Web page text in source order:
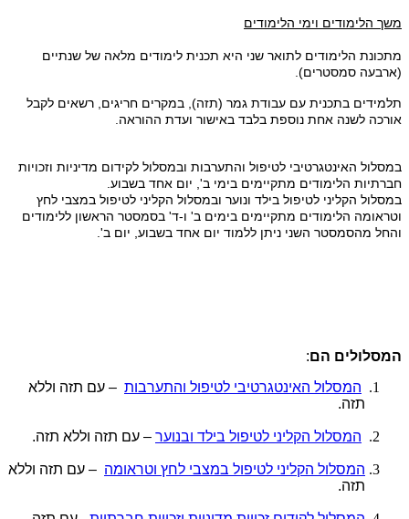
משך הלימודים וימי הלימודים
מתכונת הלימודים לתואר שני היא תכנית לימודים מלאה של שנתיים
(ארבעה סמסטרים).
תלמידים בתכנית עם עבודת גמר (תזה), במקרים חריגים, רשאים לקבל
אורכה לשנה אחת נוספת בלבד באישור ועדת ההוראה.
במסלול האינטגרטיבי לטיפול והתערבות ובמסלול לקידום מדיניות וזכויות
חברתיות הלימודים מתקיימים בימי ב', יום אחד בשבוע.
במסלול הקליני לטיפול בילד ונוער ובמסלול הקליני לטיפול במצבי לחץ
וטראומה הלימודים מתקיימים בימים ב' ו-ד' בסמסטר הראשון ללימודים
והחל מהסמסטר השני ניתן ללמוד יום אחד בשבוע, יום ב'.
המסלולים הם:
המסלול האינטגרטיבי לטיפול והתערבות – עם תזה וללא
תזה.
המסלול הקליני לטיפול בילד ובנוער – עם תזה וללא תזה.
המסלול הקליני לטיפול במצבי לחץ וטראומה – עם תזה וללא
תזה.